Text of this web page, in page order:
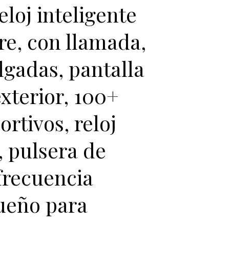
inteligente
con llamada,
pantalla
100+
reloj
de
para